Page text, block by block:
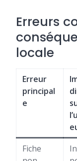
Erreurs
locale
Erreur
principal
e
Fiche